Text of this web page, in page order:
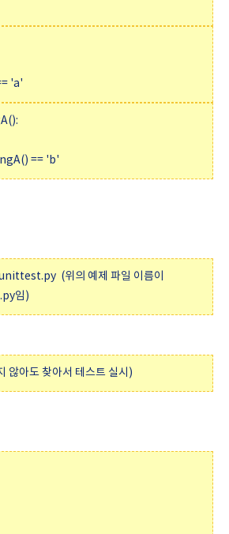
'a'
== 'b'
(위의 예제 파일 이름이
임)
않아도 찾아서 테스트 실시)